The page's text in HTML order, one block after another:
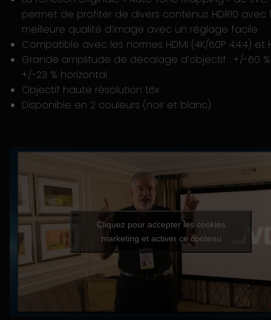
permet de profiter de divers contenus HDR10 avec
meilleure qualité d’image avec un réglage facile.
Compatible avec les normes HDMI (4K/60P 4:4:4) et
Grande amplitude de décalage d’objectif : +/-60
+/-23 % horizontal
Objectif haute résolution 1,6x
Disponible en 2 couleurs (noir et blanc)
Cliquez pour accepter les cookies
marketing et activer ce contenu